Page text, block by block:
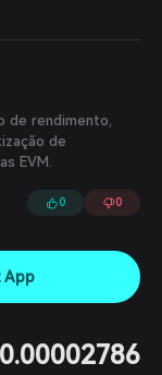
de rendimento,
de
EVM.
0 0
App
0.00002786